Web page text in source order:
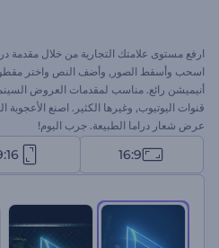
ارفع مستوى علامتك التجارية من خلال مقدمة
اسحب وأسقط الصور, وأضف النص واختر
أنيميشن رائع. مناسب لمقدمات العروض
قنوات اليوتيوب, وغيرها الكثير. اصنع الأعجوبة
عرض شعار دراما الطبيعة. جرب اليوم!
16:9